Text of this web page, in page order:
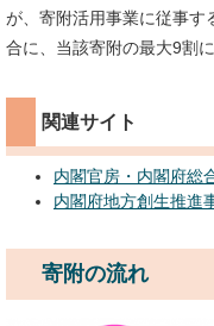
が、寄附活用事業に従事す
合に、当該寄附の最大9割
関連サイト
内閣官房・内閣府総
内閣府地方創生推進
寄附の流れ